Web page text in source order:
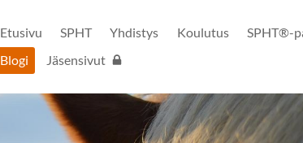
Etusivu SPHT Yhdistys Koulutus SPHT®-
Blogi
Jäsensivut